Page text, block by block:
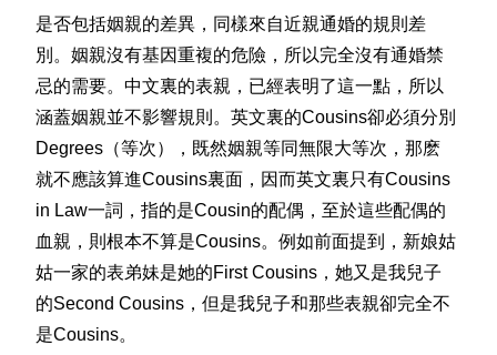
是否包括姻親的差異，同樣來自近親通婚的規則差
別。姻親沒有基因重複的危險，所以完全沒有通婚禁
忌的需要。中文裏的表親，已經表明了這一點，所以
涵蓋姻親並不影響規則。英文裏的Cousins卻必須分別
Degrees（等次），既然姻親等同無限大等次，那麽
就不應該算進Cousins裏面，因而英文裏只有Cousins
in Law一詞，指的是Cousin的配偶，至於這些配偶的
血親，則根本不算是Cousins。例如前面提到，新娘姑
姑一家的表弟妹是她的First Cousins，她又是我兒子
的Second Cousins，但是我兒子和那些表親卻完全不
是Cousins。